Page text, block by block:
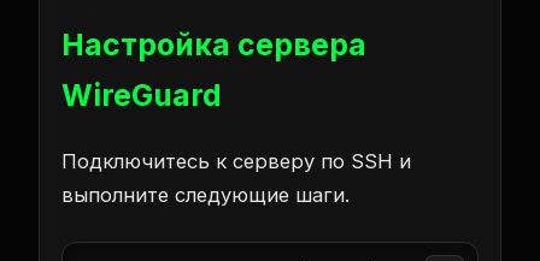
Настройка сервера
WireGuard
Подключитесь к серверу по SSH и
выполните следующие шаги.